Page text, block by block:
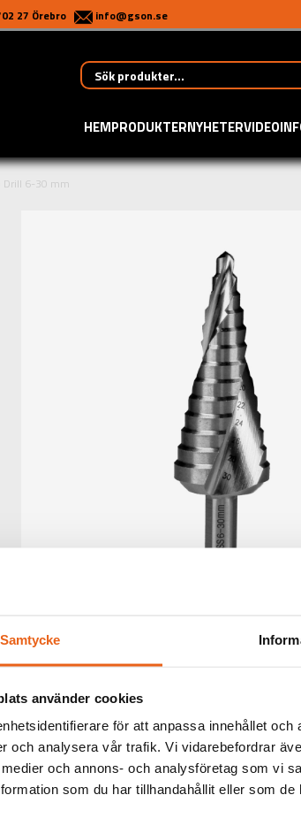
Samtycke
använder cookies
för att anpassa innehållet
och analysera vår trafik. Vi vidarebefordrar
och annons- och analysföretag som vi
som du har tillhandahållit eller som
27 Örebro info@gson.se
HEMPRODUKTERNYHETERVIDEO
Drill 6-30 mm
PRODUKTINFORMATION
PRODUKT: